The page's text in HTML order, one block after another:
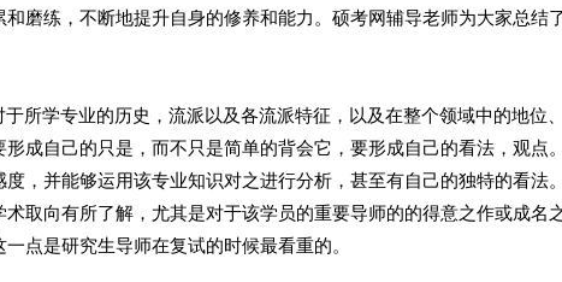
磨练，不断地提升自身的修养和能力。硕考网辅导老师为大家总结
所学专业的历史，流派以及各流派特征，以及在整个领域中的地位
成自己的只是，而不只是简单的背会它，要形成自己的看法，观点
，并能够运用该专业知识对之进行分析，甚至有自己的独特的看法
取向有所了解，尤其是对于该学员的重要导师的的得意之作或成名
点是研究生导师在复试的时候最看重的。